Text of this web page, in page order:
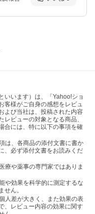
いいます）は、「Yahoo!ショ
客様がご自身の感想をレビュ
よび当社は、投稿された内容
ビューの対象となる商品、
合には、特に以下の事項を確
は、各商品の添付文書に書か
、必ず添付文書をお読みくだ
療や薬事の専門家ではありま
や効果を科学的に測定するな
せん。
人差が大きく、また効果の表
、レビュー内容の効果に関す